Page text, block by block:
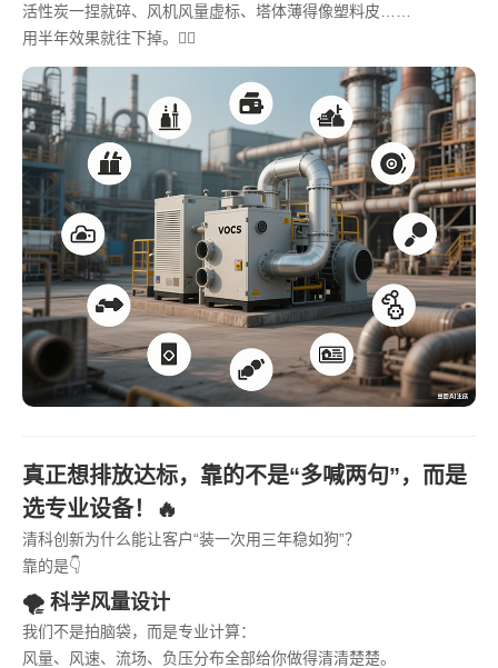
活性炭一捏就碎、风机风量虚标、塔体薄得像塑料皮……
用半年效果就往下掉。🤦‍♂️
真正想排放达标，靠的不是“多喊两句”，而是
选专业设备！🔥
清科创新为什么能让客户“装一次用三年稳如狗”？
靠的是👇
🌪 科学风量设计
我们不是拍脑袋，而是专业计算：
风量、风速、流场、负压分布全部给你做得清清楚楚。